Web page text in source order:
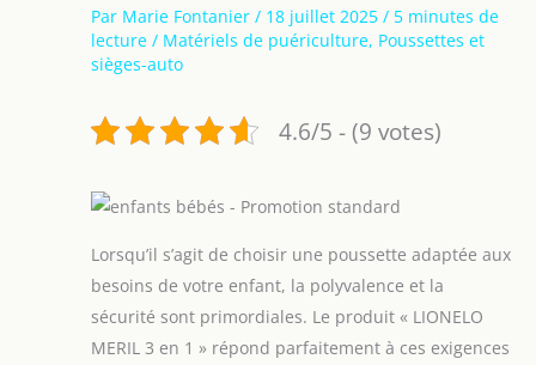
Par Marie Fontanier / 18 juillet 2025 / 5 minutes de
lecture / Matériels de puériculture, Poussettes et
sièges-auto
4.6/5 - (9 votes)
Lorsqu’il s’agit de choisir une poussette adaptée aux
besoins de votre enfant, la polyvalence et la
sécurité sont primordiales. Le produit « LIONELO
MERIL 3 en 1 » répond parfaitement à ces exigences